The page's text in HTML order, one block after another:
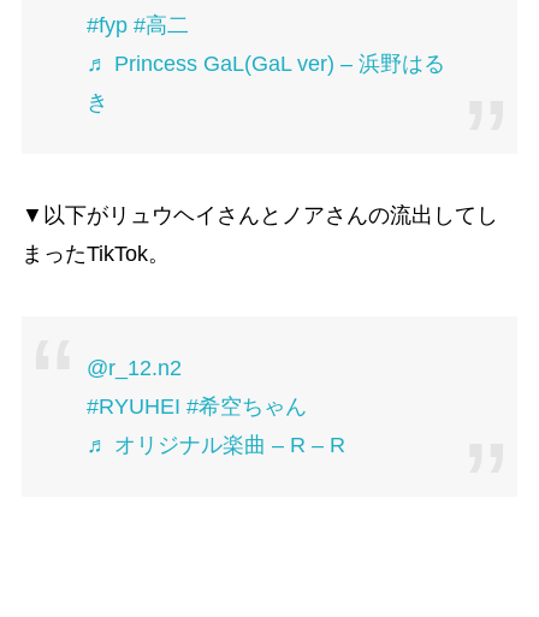
#fyp #高二
♬ Princess GaL(GaL ver) – 浜野はる
き
▼以下がリュウヘイさんとノアさんの流出してし
まったTikTok。
@r_12.n2
#RYUHEI #希空ちゃん
♬ オリジナル楽曲 – R – R